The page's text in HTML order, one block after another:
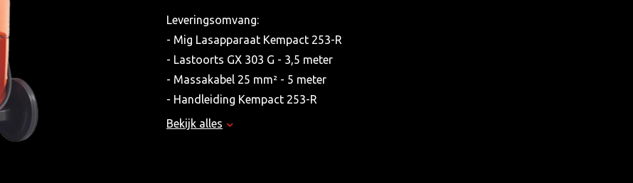
Leveringsomvang:
- Mig Lasapparaat Kempact 253-R
- Lastoorts GX 303 G - 3,5 meter
- Massakabel 25 mm² - 5 meter
- Handleiding Kempact 253-R
Bekijk alles